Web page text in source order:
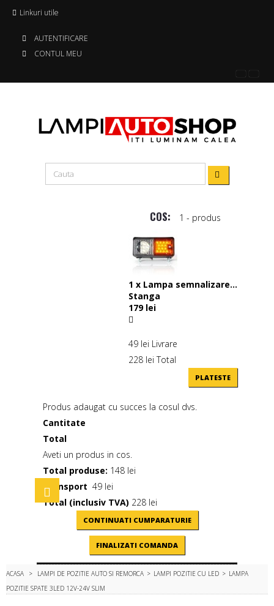
Linkuri utile
AUTENTIFICARE
CONTUL MEU
COS: 1 - produs
1 x Lampa semnalizare...
Stanga
179 lei
49 lei Livrare
228 lei Total
PLATESTE
Produs adaugat cu succes la cosul dvs.
Cantitate
Total
Aveti un produs in cos.
Total produse: 148 lei
Transport 49 lei
Total (inclusiv TVA) 228 lei
CONTINUATI CUMPARATURIE
FINALIZATI COMANDA
Toggle
navigation
ACASA > LAMPI DE POZITIE AUTO SI REMORCA > LAMPI POZITIE CU LED > LAMPA
POZITIE SPATE 3LED 12V-24V SLIM